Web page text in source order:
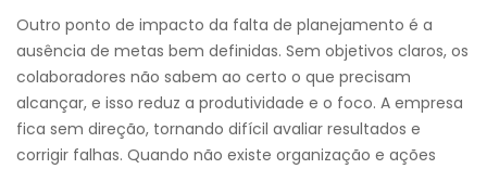
Outro ponto de impacto da falta de planejamento é a
ausência de metas bem definidas. Sem objetivos claros, os
colaboradores não sabem ao certo o que precisam
alcançar, e isso reduz a produtividade e o foco. A empresa
fica sem direção, tornando difícil avaliar resultados e
corrigir falhas. Quando não existe organização e ações